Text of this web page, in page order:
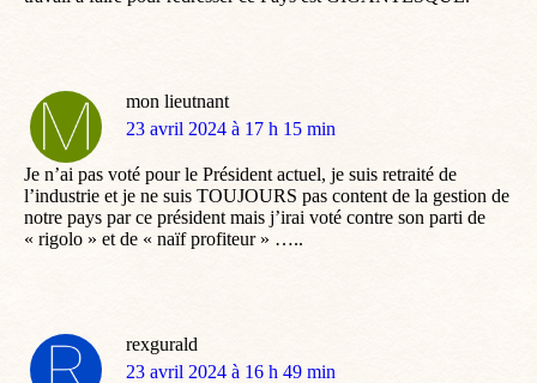
mon lieutnant
dit
23 avril 2024 à 17 h 15 min
Je n’ai pas voté pour le Président actuel, je suis retraité de
l’industrie et je ne suis TOUJOURS pas content de la gestion de
notre pays par ce président mais j’irai voté contre son parti de
« rigolo » et de « naïf profiteur » …..
rexgurald
dit
23 avril 2024 à 16 h 49 min